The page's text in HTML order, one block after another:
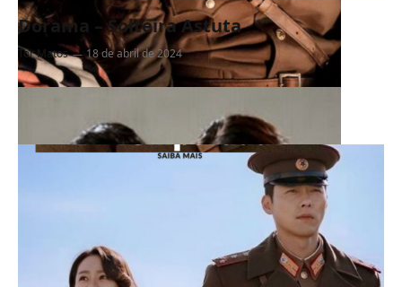
Dorama – Solteira Astuta
Tor Matos 18 de abril de 2024